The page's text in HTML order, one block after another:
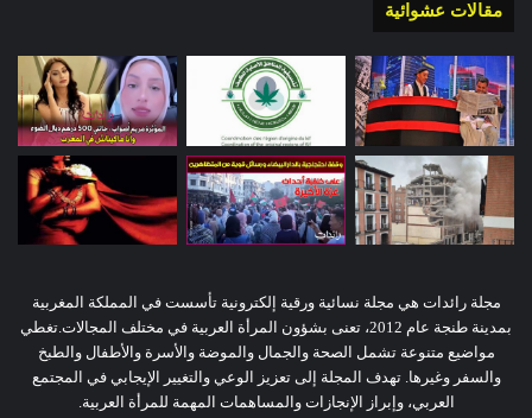
مقالات عشوائية
مجلة رائدات هي مجلة نسائية ورقية إلكترونية تأسست في المملكة المغربية
بمدينة طنجة عام 2012، تعنى بشؤون المرأة العربية في مختلف المجالات.تغطي
مواضيع متنوعة تشمل الصحة والجمال والموضة والأسرة والأطفال والطبخ
والسفر وغيرها. تهدف المجلة إلى تعزيز الوعي والتغيير الإيجابي في المجتمع
العربي، وإبراز الإنجازات والمساهمات المهمة للمرأة العربية.